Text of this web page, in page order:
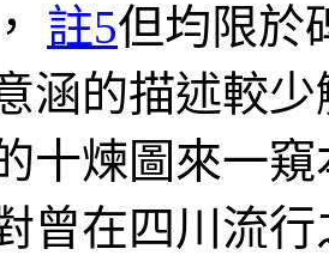
註5但均限於
涵的描述較
十煉圖來一
曾在四川流